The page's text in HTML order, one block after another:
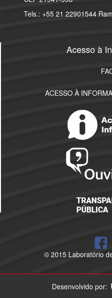
Tels.: +55 21 22901544
Acesso à
ACESSO À
© 2015 Laboratório
Desenvolvido por: